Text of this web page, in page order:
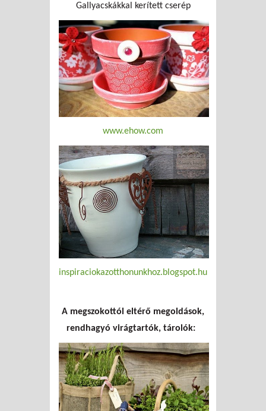
Gallyacskákkal kerített cserép
www.ehow.com
inspiraciokazotthonunkhoz.blogspot.hu
A megszokottól eltérő megoldások,
rendhagyó virágtartók, tárolók: